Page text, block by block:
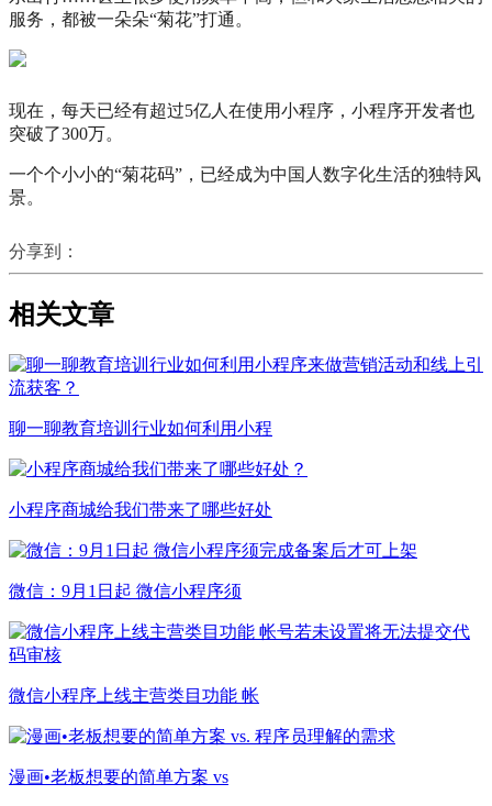
服务，都被一朵朵“菊花”打通。
现在，每天已经有超过5亿人在使用小程序，小程序开发者也
突破了300万。
一个个小小的“菊花码”，已经成为中国人数字化生活的独特风
景。
分享到：
相关文章
聊一聊教育培训行业如何利用小程
小程序商城给我们带来了哪些好处
微信：9月1日起 微信小程序须
微信小程序上线主营类目功能 帐
漫画•老板想要的简单方案 vs